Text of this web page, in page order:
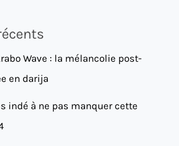
Wave : la mélancolie post-
en darija
indé à ne pas manquer cette